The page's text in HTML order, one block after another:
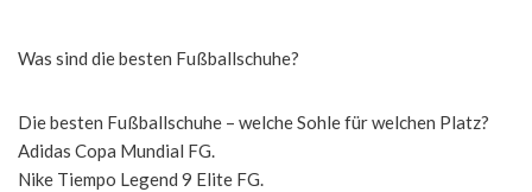
Was sind die besten Fußballschuhe?
Die besten Fußballschuhe – welche Sohle für welchen Platz?
Adidas Copa Mundial FG.
Nike Tiempo Legend 9 Elite FG.